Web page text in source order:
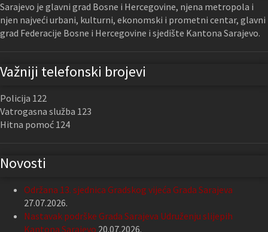
Sarajevo je glavni grad Bosne i Hercegovine, njena metropola i
njen najveći urbani, kulturni, ekonomski i prometni centar, glavni
grad Federacije Bosne i Hercegovine i sjedište Kantona Sarajevo.
Važniji telefonski brojevi
Policija 122
Vatrogasna služba 123
Hitna pomoć 124
Novosti
Održana 13. sjednica Gradskog vijeća Grada Sarajeva
27.07.2026.
Nastavak podrške Grada Sarajeva Udruženju slijepih
Kantona Sarajevo 20.07.2026.